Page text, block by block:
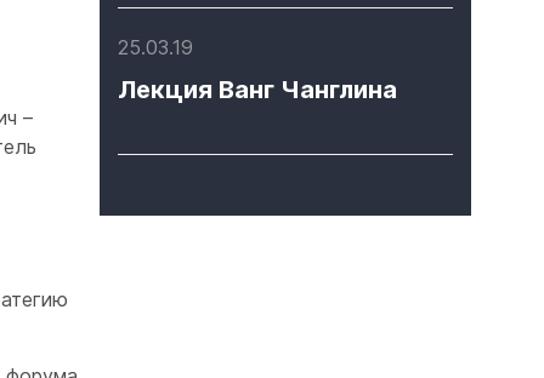
–
25.03.19
Лекция Ванг Чанглина